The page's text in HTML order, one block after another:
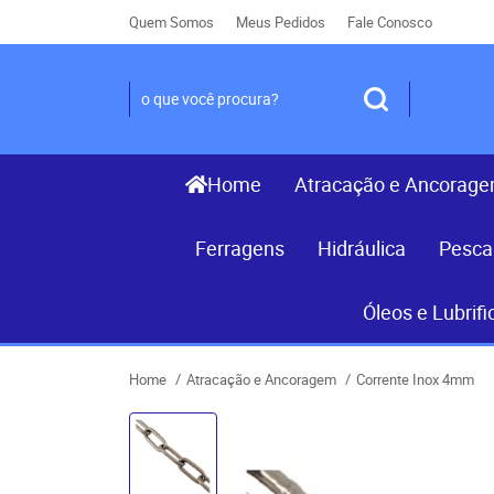
Quem Somos Meus Pedidos Fale Conosco
Home Atracação e
Ferragens Hidráulica Pesca
Óleos e
Home Atracação e Ancoragem Corrente Inox 4mm